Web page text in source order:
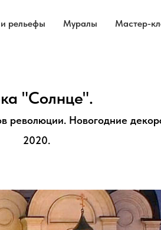
рельефы Муралы Мастер-
"Солнце".
революции. Новогодние
2020.